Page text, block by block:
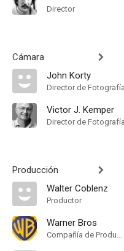
Director
Cámara
John Korty
Director de Fotografía
Victor J. Kemper
Director de Fotografía
Producción
Walter Coblenz
Productor
Warner Bros
Compañía de Produccion